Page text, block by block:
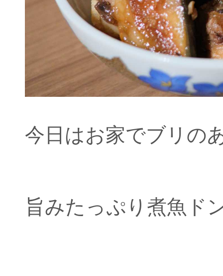
今日はお家でブリの
旨みたっぷり煮魚ド